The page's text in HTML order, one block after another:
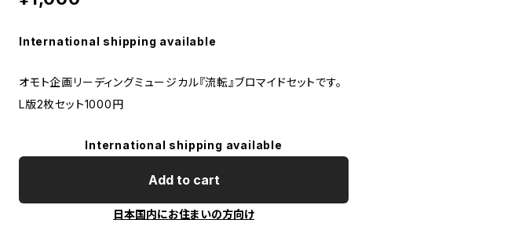
International shipping available
オモト企画リーディングミュージカル『流転』ブロマイドセットです。
L版2枚セット1000円
International shipping available
Add to cart
日本国内にお住まいの方向け